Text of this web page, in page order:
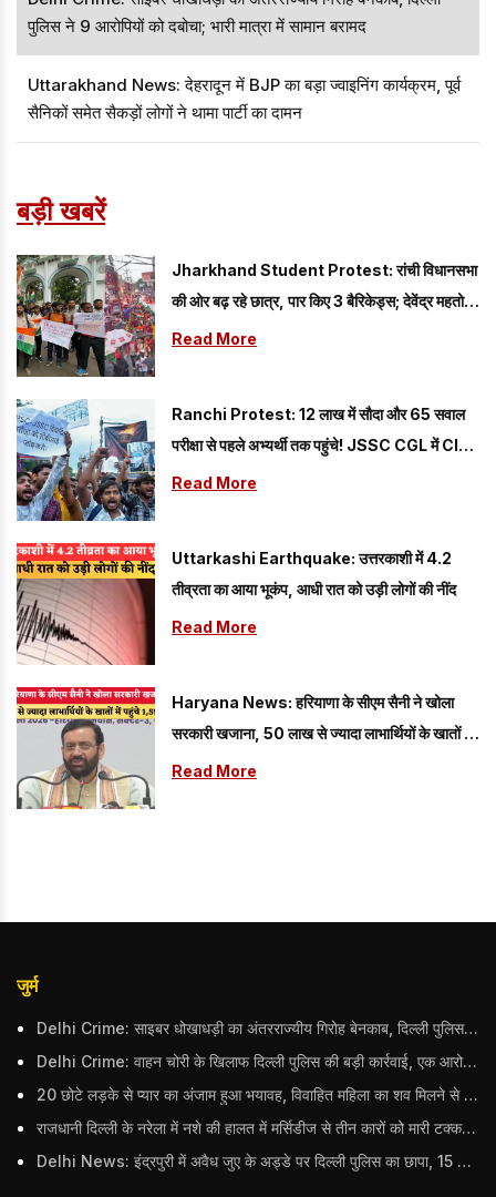
पुलिस ने 9 आरोपियों को दबोचा; भारी मात्रा में सामान बरामद
Uttarakhand News: देहरादून में BJP का बड़ा ज्वाइनिंग कार्यक्रम, पूर्व
सैनिकों समेत सैकड़ों लोगों ने थामा पार्टी का दामन
बड़ी खबरें
Jharkhand Student Protest: रांची विधानसभा
की ओर बढ़ रहे छात्र, पार किए 3 बैरिकेड्स; देवेंद्र महतो
एंबुलेंस में सवार
Read More
Ranchi Protest: 12 लाख में सौदा और 65 सवाल
परीक्षा से पहले अभ्यर्थी तक पहुंचे! JSSC CGL में CID
की जांच में खुलासा
Read More
Uttarkashi Earthquake: उत्तरकाशी में 4.2
तीव्रता का आया भूकंप, आधी रात को उड़ी लोगों की नींद
Read More
Haryana News: हरियाणा के सीएम सैनी ने खोला
सरकारी खजाना, 50 लाख से ज्यादा लाभार्थियों के खातों में
पहुंचे 1,595 करोड़
Read More
जुर्म
Delhi Crime: साइबर धोखाधड़ी का अंतरराज्यीय गिरोह बेनकाब, दिल्ली पुलिस ने 9 आरोपियों को दबोचा; भारी मात्रा में सामान बरामद
Delhi Crime: वाहन चोरी के खिलाफ दिल्ली पुलिस की बड़ी कार्रवाई, एक आरोपी गिरफ्तार; कुल 8 गाड़ियां बरामद
20 छोटे लड़के से प्यार का अंजाम हुआ भयावह, विवाहित महिला का शव मिलने से मचा हड़कंप
राजधानी दिल्ली के नरेला में नशे की हालत में मर्सिडीज से तीन कारों को मारी टक्कर, बुजुर्ग महिला की मौत; हिरासत में आरोपी
Delhi News: इंद्रपुरी में अवैध जुए के अड्डे पर दिल्ली पुलिस का छापा, 15 जुआरियों को पकड़ा; ₹3.61 लाख नकद और अन्य सामान बरामद